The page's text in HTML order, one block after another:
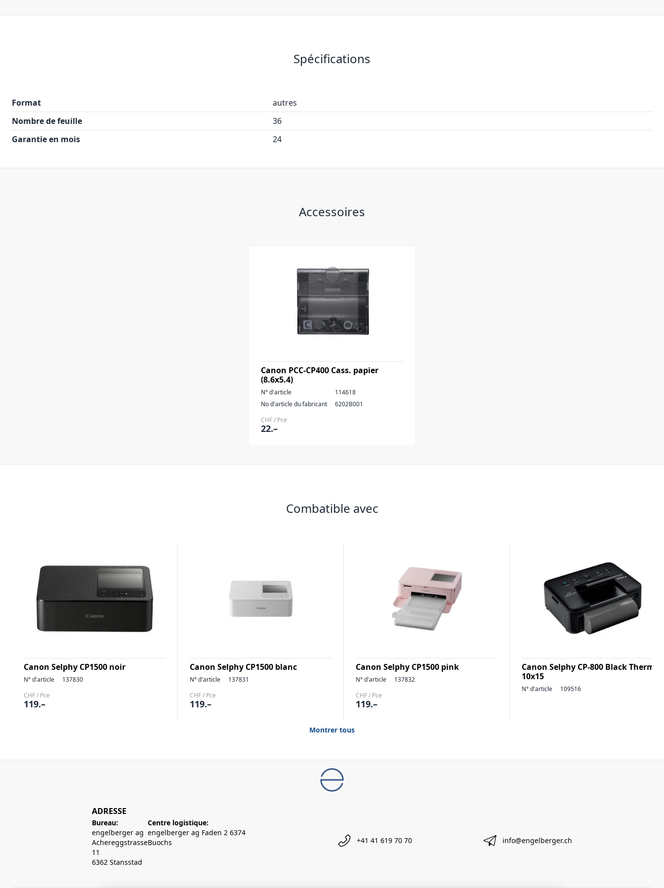
Spécifications
Format
autres
Nombre de feuille
36
Garantie en mois
24
Accessoires
Canon PCC-CP400 Cass. papier
(8.6x5.4)
N° d'article
114618
No d'article du fabricant
6202B001
CHF / Pce
22.–
Combatible avec
Canon Selphy CP1500 noir
N° d'article
137830
CHF / Pce
119.–
Canon Selphy CP1500 blanc
N° d'article
137831
CHF / Pce
119.–
Canon Selphy CP1500 pink
N° d'article
137832
CHF / Pce
119.–
Canon Selphy CP-800 Black Thermo
10x15
N° d'article 109516
Montrer tous
ADRESSE
Bureau:
engelberger ag
Achereggstrasse
11
6362 Stansstad
Centre logistique:
engelberger ag Faden 2 6374
Buochs
+41 41 619 70 70 info@engelberger.ch